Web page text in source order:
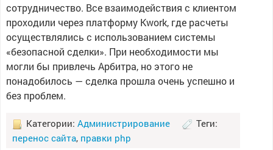
сотрудничество. Все взаимодействия с клиентом
проходили через платформу Kwork, где расчеты
осуществлялись с использованием системы
«безопасной сделки». При необходимости мы
могли бы привлечь Арбитра, но этого не
понадобилось — сделка прошла очень успешно и
без проблем.
Категории: Администрирование
Теги:
перенос сайта, правки php